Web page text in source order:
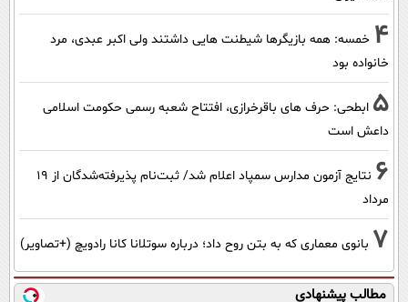
4 خمسه: همه بازیگرها شیطنت هایی داشتند ولی اکبر عبدی، مرد
خانواده بود
5 ابطحی: حرف های باقرخرازی، افتتاح شعبه رسمی حکومت اسلامی
داعش است
6
نتایج آزمون مدارس سمپاد اعلام شد/ ثبت‌نام پذیرفته‌شدگان از ۱۹
مرداد
7 بانوی معماری که به بتن روح داد؛ درباره سوتلانا کانا رادویچ (+تصاویر)
مطالب پیشنهادی